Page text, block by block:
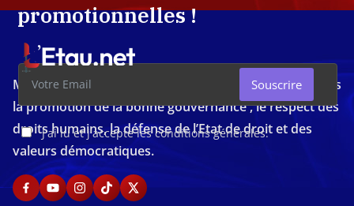
promotionnelles !
J'ai lu et j'accepte les conditions générales.
Souscrire
Média d'investigation ivoirien résolument engagé dans
la promotion de la bonne gouvernance , le respect des
droits humains, la défense de l’Etat de droit et des
valeurs démocratiques.